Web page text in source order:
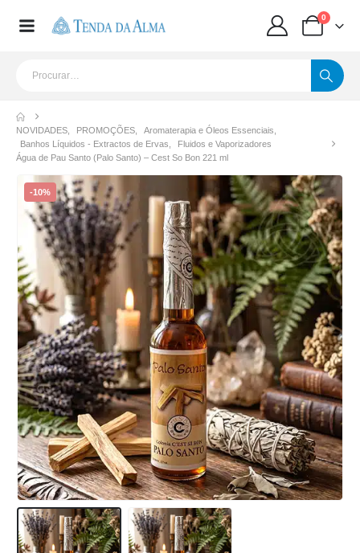
0
NOVIDADES PROMOÇÕES Aromaterapia e Óleos Essenciais
Banhos Líquidos - Extractos de Ervas
Fluidos e Vaporizadores
Água de Pau Santo (Palo Santo) – Cest So Bon 221 ml
-10%